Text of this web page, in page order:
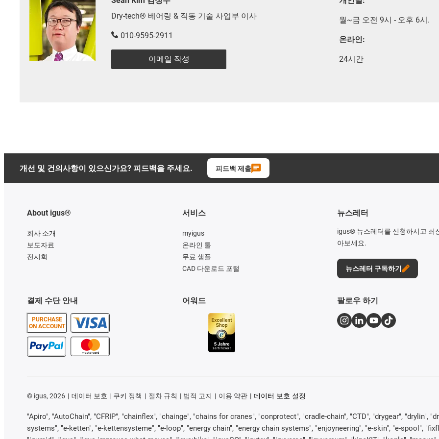
Dry-tech® 베어링 & 직동 기술 사업부 이사
010-9595-2911
이메일 작성
월~금 오전 9시 - 오후 6시.
온라인:
24시간
개선 및 건의사항이 있으신가요? 피드백을 주세요. 피드백 제출
About igus®
회사 소개
보도자료
전시회
결제 수단 안내
PURCHASE
ON ACCOUNT
서비스
myigus
온라인 툴
무료 샘플
CAD 다운로드 포털
어워드
뉴스레터
igus® 뉴스레터를 신청하시고 최
아보세요.
뉴스레터 구독하기
팔로우 하기
© igus, 2026 데이터 보호 쿠키 정책 절차 규칙 법적 고지 이용 약관 데이터 보호 설정
"Apiro", "AutoChain", "CFRIP", "chainflex", "chainge", "chains for cranes", "conprotect", "cradle-chain", "CTD", "drygear", "drylin",
systems", "e-ketten", "e-kettensysteme", "e-loop", "energy chain", "energy chain systems", "enjoyneering", "e-skin", "e-spool",